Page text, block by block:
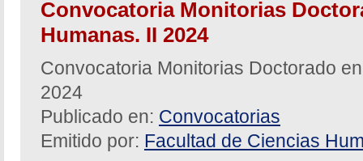
Convocatoria Monitorias
Humanas. II 2024
Convocatoria Monitorias Doctorado
2024
Publicado en: Convocatorias
Emitido por: Facultad de Ciencias